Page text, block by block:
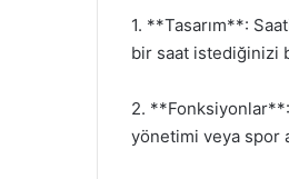
1. **Tasarım**:
bir saat istediğinizi
2.
yönetimi veya spor